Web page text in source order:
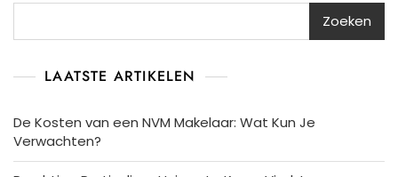
Zoeken
LAATSTE ARTIKELEN
De Kosten van een NVM Makelaar: Wat Kun Je
Verwachten?